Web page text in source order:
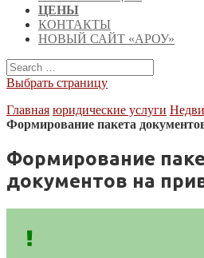
ЦЕНЫ
КОНТАКТЫ
НОВЫЙ САЙТ «АРОУ»
Выбрать страницу
Главная юридические услуги
Формирование пакета
Формирование
документов на